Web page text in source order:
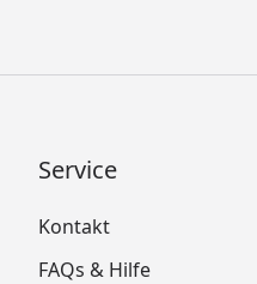
Service
Kontakt
FAQs & Hilfe